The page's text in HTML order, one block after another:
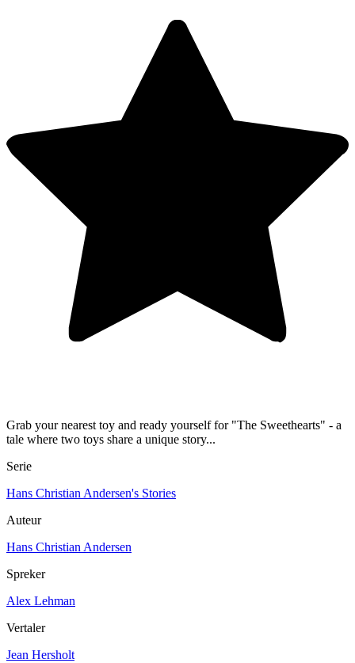
Grab your nearest toy and ready yourself for "The Sweethearts" - a
tale where two toys share a unique story...
Serie
Hans Christian Andersen's Stories
Auteur
Hans Christian Andersen
Spreker
Alex Lehman
Vertaler
Jean Hersholt